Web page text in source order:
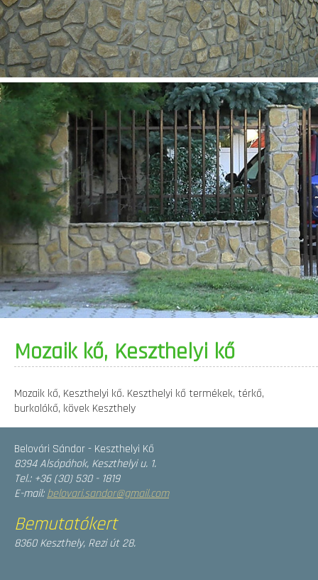
Mozaik kő, Keszthelyi kő
Mozaik kő, Keszthelyi kő. Keszthelyi kő termékek, térkő,
burkolókő, kövek Keszthely
Belovári Sándor - Keszthelyi Kő
8394 Alsópáhok, Keszthelyi u. 1.
Tel.: +36 (30) 530 - 1819
E-mail:belovari.sandor@gmail.com
Bemutatókert
8360 Keszthely, Rezi út 28.